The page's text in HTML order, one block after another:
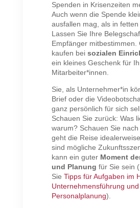
Spenden in Krisenzeiten
Auch wenn die Spende
ausfallen mag, als in fetten
Lassen Sie Ihre
Empfänger mitbestimmen.
kaufen bei sozialen
ein kleines Geschenk für
Mitarbeiter*innen.
Sie, als Unternehmer*in
Brief oder die
ganz persönlich für sich
Schauen Sie zurück: Was
warum? Schauen Sie
geht die Reise
sind mögliche
kann ein guter Moment
und Planung für Sie sein
Sie Tipps für Aufgaben im
Unternehmensführung und
Personalplanung).